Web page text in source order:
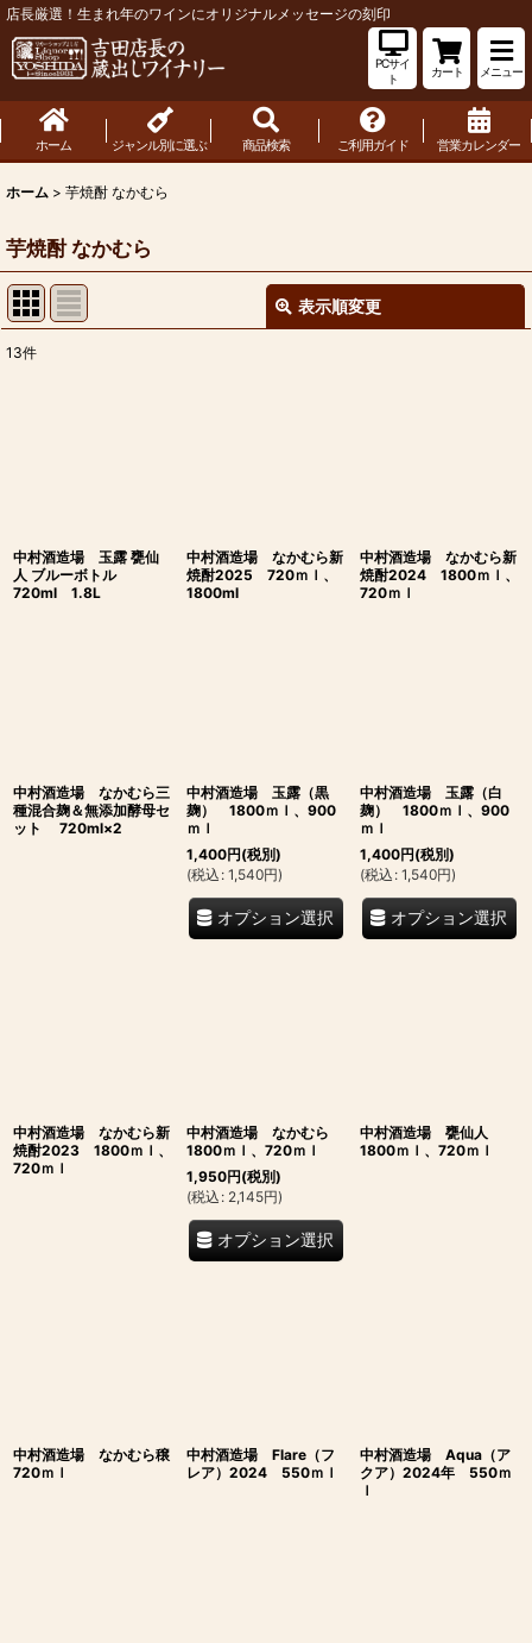
店長厳選！生まれ年のワインにオリジナルメッセージの刻印
PCサイ
ト
カート メニュー
ホーム ジャンル別に選ぶ 商品検索 ご利用ガイド 営業カレンダー
ホーム > 芋焼酎 なかむら
芋焼酎 なかむら
表示順変更
13件
中村酒造場 玉露 甕仙
人 ブルーボトル
720ml 1.8L
中村酒造場 なかむら新
焼酎2025 720ｍｌ、
1800ml
中村酒造場 なかむら新
焼酎2024 1800ｍｌ、
720ｍｌ
中村酒造場 なかむら三
種混合麹＆無添加酵母セ
ット 720ml×2
中村酒造場 玉露（黒
麹） 1800ｍｌ、900
ｍｌ
1,400円(税別)
(税込 : 1,540円)
オプション選択
中村酒造場 玉露（白
麹） 1800ｍｌ、900
ｍｌ
1,400円(税別)
(税込 : 1,540円)
オプション選択
中村酒造場 なかむら新
焼酎2023 1800ｍｌ、
720ｍｌ
中村酒造場 なかむら
1800ｍｌ、720ｍｌ
1,950円(税別)
(税込 : 2,145円)
オプション選択
中村酒造場 甕仙人
1800ｍｌ、720ｍｌ
中村酒造場 なかむら穣
720ｍｌ
中村酒造場 Flare（フ
レア）2024 550ｍｌ
中村酒造場 Aqua（ア
クア）2024年 550ｍ
ｌ